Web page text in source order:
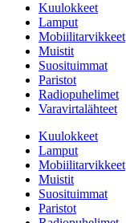
Kuulokkeet
Lamput
Mobiilitarvikkeet
Muistit
Suosituimmat
Paristot
Radiopuhelimet
Varavirtalähteet
Kuulokkeet
Lamput
Mobiilitarvikkeet
Muistit
Suosituimmat
Paristot